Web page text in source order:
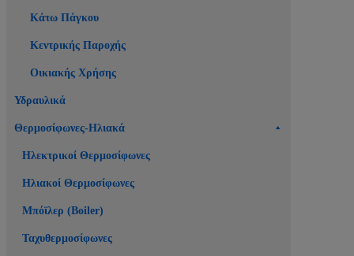
Κάτω Πάγκου
Κεντρικής Παροχής
Οικιακής Χρήσης
Υδραυλικά
Θερμοσίφωνες-Ηλιακά
Ηλεκτρικοί Θερμοσίφωνες
Ηλιακοί Θερμοσίφωνες
Μπόϊλερ (Boiler)
Ταχυθερμοσίφωνες